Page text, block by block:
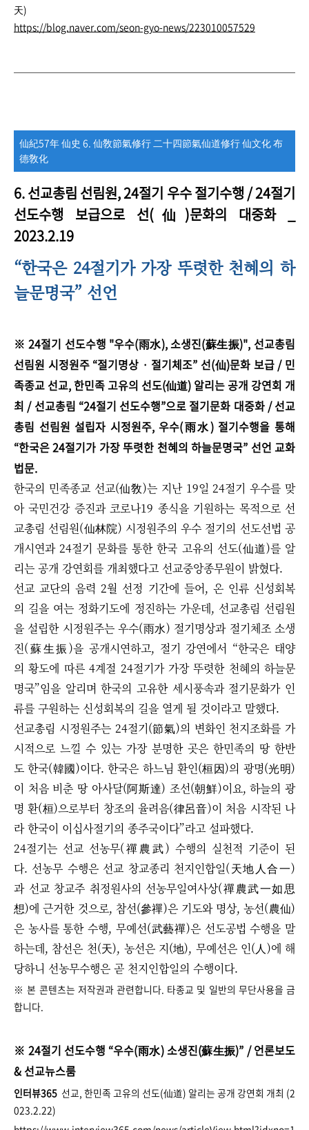
天)
https://blog.naver.com/seon-gyo-news/223010057529
仙紀57年 仙史 6. 仙敎節氣修行 二十四節氣仙道修行 仙文化 布
德敎化
6.선교총림 선림원, 24절기 우수 절기수행 /24절기
선도수행 보급으로 선(仙)문화의 대중화_
2023.2.19
“한국은 24절기가 가장 뚜렷한 천혜의 하
늘문명국” 선언
※ 24절기 선도수행 "우수(雨水), 소생진(蘇生振)", 선교총림
선림원 시정원주 “절기명상 · 절기체조” 선(仙)문화 보급 / 민
족종교 선교, 한민족 고유의 선도(仙道) 알리는 공개 강연회 개
최 / 선교총림 “24절기 선도수행”으로 절기문화 대중화 / 선교
총림 선림원 설립자 시정원주, 우수(雨水) 절기수행을 통해
“한국은 24절기가 가장 뚜렷한 천혜의 하늘문명국” 선언 교화
법문.
한국의 민족종교 선교(仙敎)는 지난 19일 24절기 우수를 맞
아 국민건강 증진과 코로나19 종식을 기원하는 목적으로 선
교총림 선림원(仙林院) 시정원주의 우수 절기의 선도선법 공
개시연과 24절기 문화를 통한 한국 고유의 선도(仙道)를 알
리는 공개 강연회를 개최했다고 선교중앙종무원이 밝혔다.
선교 교단의 음력 2월 선정 기간에 들어, 온 인류 신성회복
의 길을 여는 정화기도에 정진하는 가운데, 선교총림 선림원
을 설립한 시정원주는 우수(雨水) 절기명상과 절기체조 소생
진(蘇生振)을 공개시연하고, 절기 강연에서 “한국은 태양
의 황도에 따른 4계절 24절기가 가장 뚜렷한 천혜의 하늘문
명국”임을 알리며 한국의 고유한 세시풍속과 절기문화가 인
류를 구원하는 신성회복의 길을 열게 될 것이라고 말했다.
선교총림 시정원주는 24절기(節氣)의 변화인 천지조화를 가
시적으로 느낄 수 있는 가장 분명한 곳은 한민족의 땅 한반
도 한국(韓國)이다. 한국은 하느님 환인(桓因)의 광명(光明)
이 처음 비춘 땅 아사달(阿斯達) 조선(朝鮮)이요, 하늘의 광
명 환(桓)으로부터 창조의 율려음(律呂音)이 처음 시작된 나
라 한국이 이십사절기의 종주국이다”라고 설파했다.
24절기는 선교 선농무(禪農武) 수행의 실천적 기준이 된
다. 선농무 수행은 선교 창교종리 천지인합일(天地人合一)
과 선교 창교주 취정원사의 선농무일여사상(禪農武一如思
想)에 근거한 것으로, 참선(參禪)은 기도와 명상, 농선(農仙)
은 농사를 통한 수행, 무예선(武藝禪)은 선도공법 수행을 말
하는데, 참선은 천(天), 농선은 지(地), 무예선은 인(人)에 해
당하니 선농무수행은 곧 천지인합일의 수행이다.
※ 본 콘텐츠는 저작권과 관련합니다. 타종교 및 일반의 무단사용을 금
합니다.
※ 24절기 선도수행 “우수(雨水) 소생진(蘇生振)” / 언론보도
& 선교뉴스룸
인터뷰365 선교, 한민족 고유의 선도(仙道) 알리는 공개 강연회 개최 (2
023.2.22)